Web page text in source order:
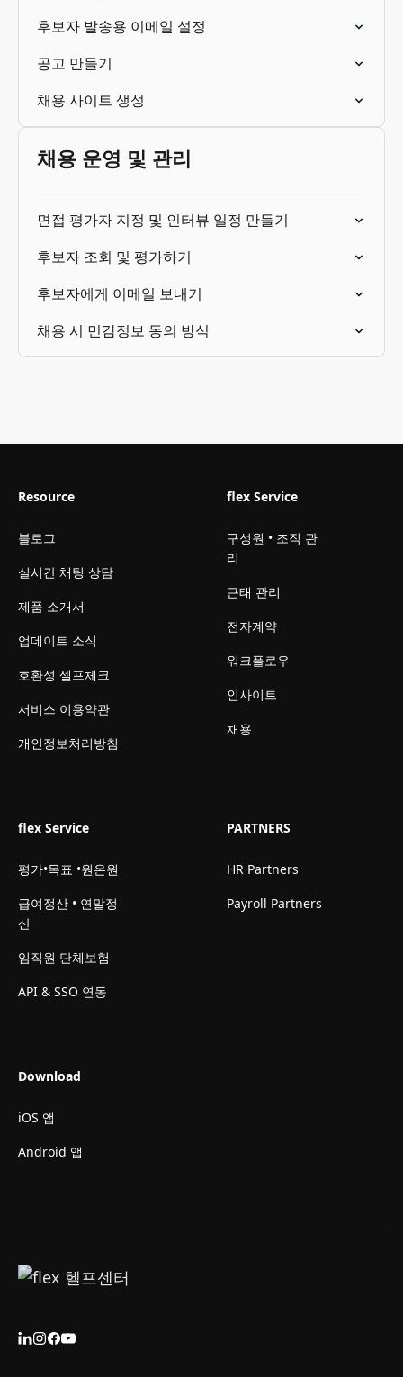
후보자 발송용 이메일 설정
공고 만들기
채용 사이트 생성
채용 운영 및 관리
면접 평가자 지정 및 인터뷰 일정 만들기
후보자 조회 및 평가하기
후보자에게 이메일 보내기
채용 시 민감정보 동의 방식
Resource
블로그
실시간 채팅 상담
제품 소개서
업데이트 소식
호환성 셀프체크
서비스 이용약관
개인정보처리방침
flex Service
구성원 • 조직 관
리
근태 관리
전자계약
워크플로우
인사이트
채용
flex Service
평가•목표 •원온원
급여정산 • 연말정
산
임직원 단체보험
API & SSO 연동
PARTNERS
HR Partners
Payroll Partners
Download
iOS 앱
Android 앱